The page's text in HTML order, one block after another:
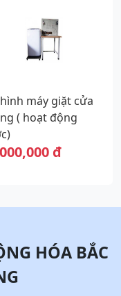
máy giặt cửa
( hoạt động
đ
HÓA BẮC